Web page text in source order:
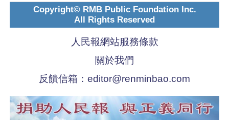
Copyright© RMB Public Foundation Inc.
All Rights Reserved
人民報網站服務條款
關於我們
反饋信箱： editor@renminbao.com